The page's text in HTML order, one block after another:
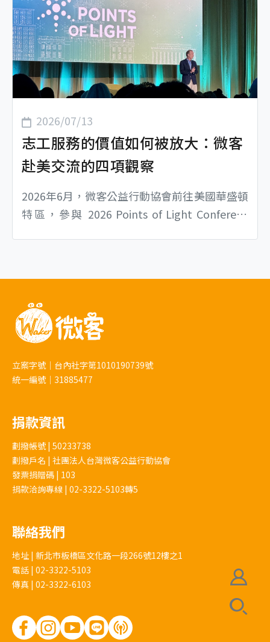
2026/07/13
志工服務的價值如何被放大：微客
赴美交流的四項觀察
2026年6月，微客公益行動協會前往美國華盛頓
特區，參與 2026 Points of Light Conferenc
討論。 這次交流也讓微客再次驗證，志工的參
與不只在於完成多少工作，...
立案字號｜台內社字第1010190739號
統一編號｜31885477
捐款資訊
劃撥帳號 | 50233738
劃撥戶名 | 社團法人台灣微客公益行動協會
發票捐贈碼 | 103
捐款洽詢專線 | 02-3322-5103轉5
聯絡我們
地址 | 新北市板橋區文化路一段266號12樓之1
電話 | 02-3322-5103
傳真 | 02-3322-6103